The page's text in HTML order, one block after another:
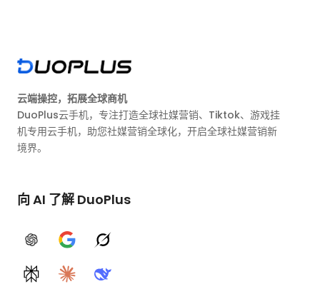
云端操控，拓展全球商机
DuoPlus云手机，专注打造全球社媒营销、Tiktok、游戏挂
机专用云手机，助您社媒营销全球化，开启全球社媒营销新
境界。
向 AI 了解 DuoPlus
ChatGPTGoogle AIGrok
PerplexityClaudeDeepSeek